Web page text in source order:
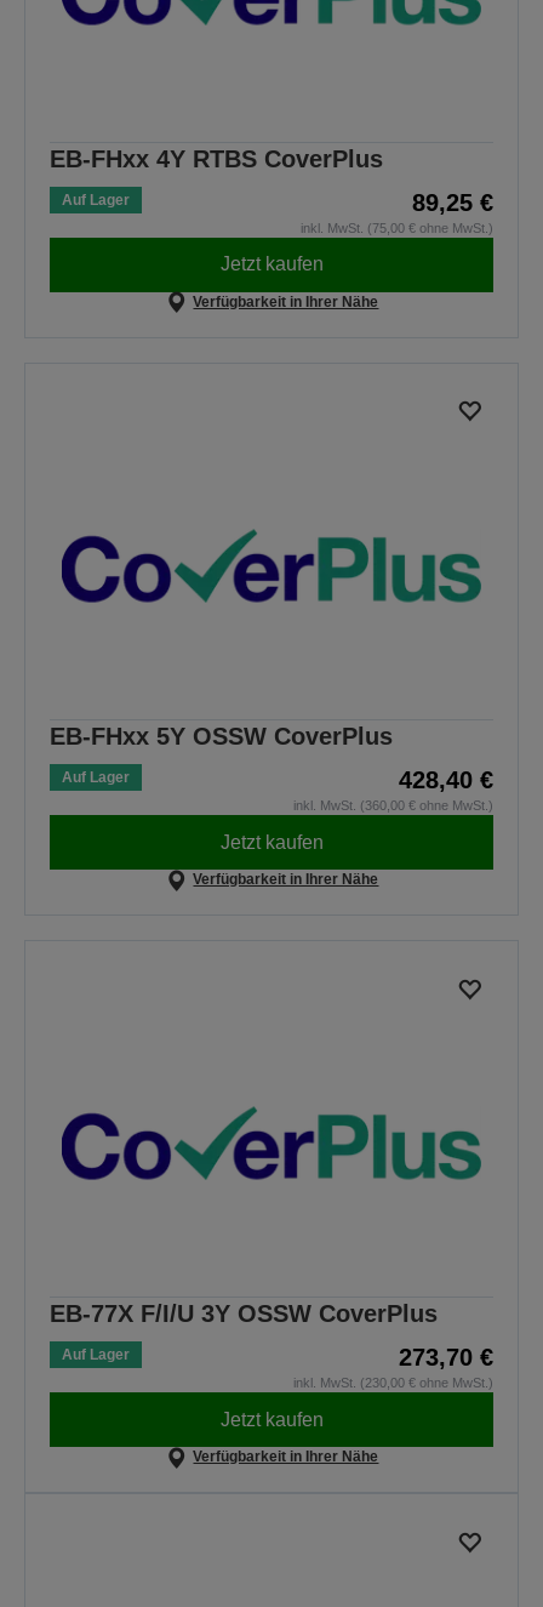
EB-FHxx 4Y RTBS CoverPlus
Auf Lager 89,25 €
inkl. MwSt. (75,00 € ohne MwSt.)
Jetzt kaufen
Verfügbarkeit in Ihrer Nähe
EB-FHxx 5Y OSSW CoverPlus
Auf Lager 428,40 €
inkl. MwSt. (360,00 € ohne MwSt.)
Jetzt kaufen
Verfügbarkeit in Ihrer Nähe
EB-77X F/I/U 3Y OSSW CoverPlus
Auf Lager 273,70 €
inkl. MwSt. (230,00 € ohne MwSt.)
Jetzt kaufen
Verfügbarkeit in Ihrer Nähe